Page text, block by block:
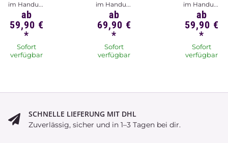
im Handu...
ab
59,90 €
*
Sofort
verfügbar
im Handu...
ab
69,90 €
*
Sofort
verfügbar
im Handu...
ab
59,90 €
*
Sofort
verfügbar
SCHNELLE LIEFERUNG MIT DHL
Zuverlässig, sicher und in 1–3 Tagen bei dir.